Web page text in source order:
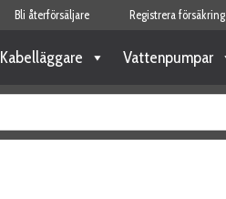
Bli återförsäljare Registrera försäkring
Kabelläggare Vattenpumpar